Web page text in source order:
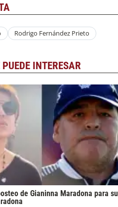
Rodrigo Fernández Prieto
INTERESAR
de Gianinna Maradona para su